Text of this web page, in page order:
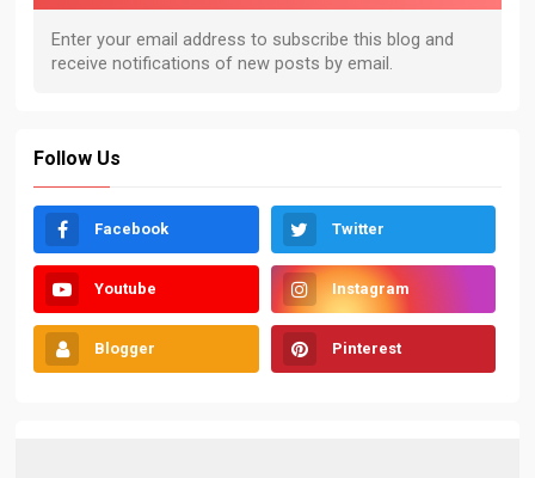
Follow Us
Facebook Twitter
Youtube Instagram
Blogger Pinterest